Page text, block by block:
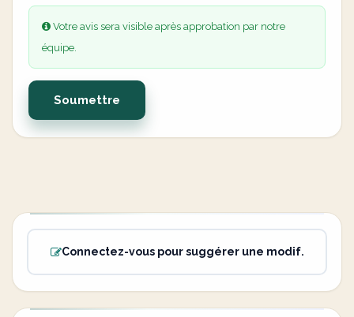
Votre avis sera visible après approbation par notre
équipe.
Soumettre
Connectez-vous pour suggérer une modif.